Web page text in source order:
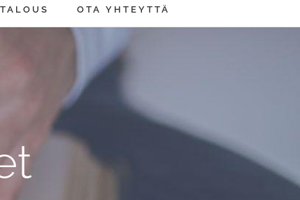
TALOUS OTA YHTEYTTÄ